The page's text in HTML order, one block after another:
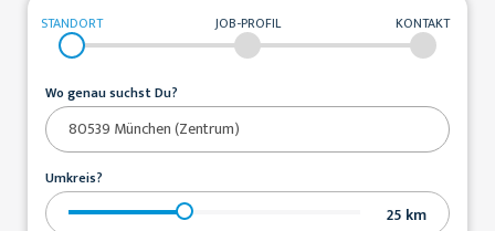
STANDORT JOB-PROFIL KONTAKT
Wo genau suchst Du?
Umkreis?
25 km